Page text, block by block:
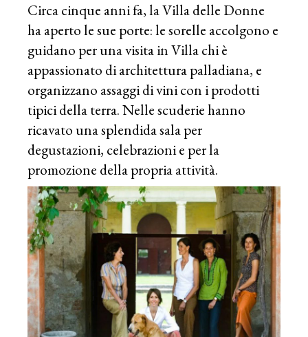
Circa cinque anni fa, la Villa delle Donne
ha aperto le sue porte: le sorelle accolgono e
guidano per una visita in Villa chi è
appassionato di architettura palladiana, e
organizzano assaggi di vini con i prodotti
tipici della terra. Nelle scuderie hanno
ricavato una splendida sala per
degustazioni, celebrazioni e per la
promozione della propria attività.